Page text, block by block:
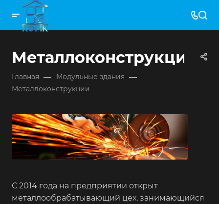
Металлоконструкции
Главная — Модульные здания —
Металлоконструкции
С 2014 года на предприятии открыт
металлообрабатывающий цех, занимающийся